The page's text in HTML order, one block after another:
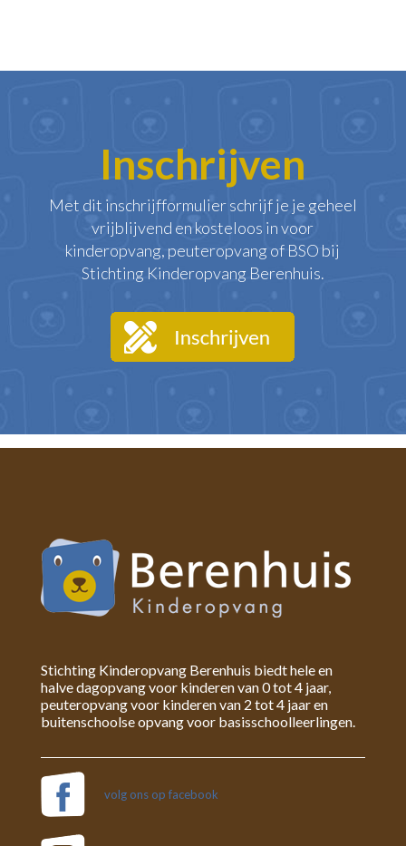
Inschrijven
Met dit inschrijfformulier schrijf je je geheel
vrijblijvend en kosteloos in voor
kinderopvang, peuteropvang of BSO bij
Stichting Kinderopvang Berenhuis.
Stichting Kinderopvang Berenhuis biedt hele en
halve dagopvang voor kinderen van 0 tot 4 jaar,
peuteropvang voor kinderen van 2 tot 4 jaar en
buitenschoolse opvang voor basisschoolleerlingen.
volg ons op facebook